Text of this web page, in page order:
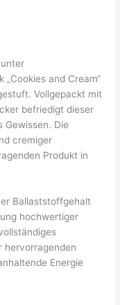
and Cream“
Vollgepackt mit
befriedigt dieser
Gewissen. Die
cremiger
Produkt in
Ballaststoffgehalt
hochwertiger
hervorragenden
Energie